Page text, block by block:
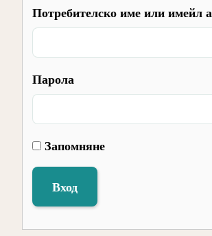
Потребителско име или имейл
Парола
Запомняне
Вход